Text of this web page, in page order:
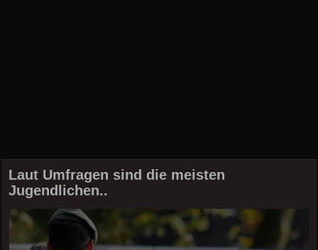
Laut Umfragen sind die meisten
Jugendlichen..